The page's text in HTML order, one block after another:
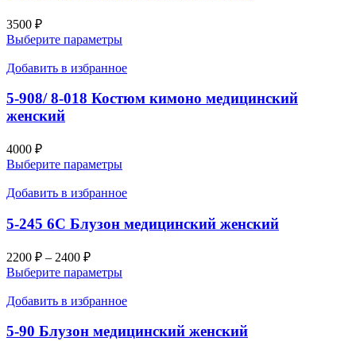
3500 ₽
Выберите параметры
Добавить в избранное
5-908/ 8-018 Костюм кимоно медицинский
женский
4000 ₽
Выберите параметры
Добавить в избранное
5-245 6С Блузон медицинский женский
2200 ₽ – 2400 ₽
Выберите параметры
Добавить в избранное
5-90 Блузон медицинский женский